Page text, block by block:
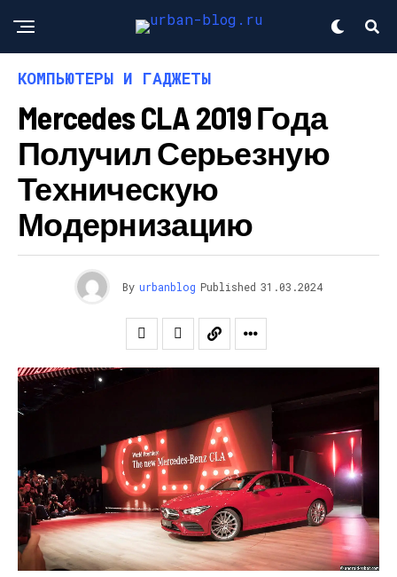
КОМПЬЮТЕРЫ И ГАДЖЕТЫ
Mercedes CLA 2019 Года
Получил Серьезную
Техническую
Модернизацию
By urbanblog Published 31.03.2024